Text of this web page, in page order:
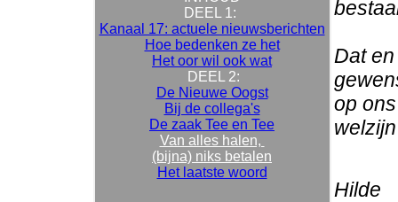
DEEL 1:
Kanaal 17: actuele nieuwsberichten
Hoe bedenken ze het
Het oor wil ook wat
DEEL 2:
De Nieuwe Oogst
Bij de collega's
De zaak Tee en Tee
Van alles halen,
(bijna) niks betalen
Het laatste woord
Dat
op
Hilde